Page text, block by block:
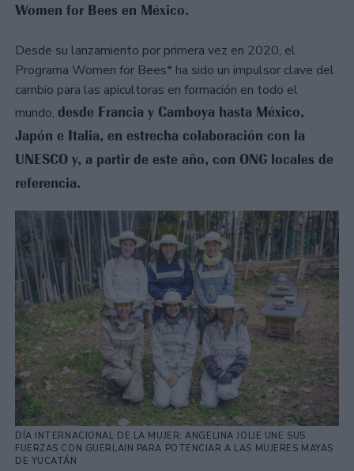
Women for Bees en México.
Desde su lanzamiento por primera vez en 2020, el
Programa Women for Bees* ha sido un impulsor clave del
cambio para las apicultoras en formación en todo el
mundo, desde Francia y Camboya hasta México,
Japón e Italia, en estrecha colaboración con la
UNESCO y, a partir de este año, con ONG locales de
referencia.
DÍA INTERNACIONAL DE LA MUJER: ANGELINA JOLIE UNE SUS
FUERZAS CON GUERLAIN PARA POTENCIAR A LAS MUJERES MAYAS
DE YUCATÁN